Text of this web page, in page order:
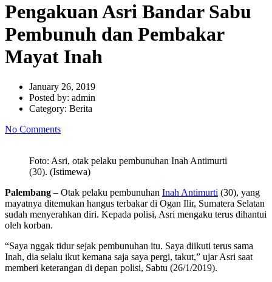
Pengakuan Asri Bandar Sabu
Pembunuh dan Pembakar
Mayat Inah
January 26, 2019
Posted by: admin
Category: Berita
No Comments
Foto: Asri, otak pelaku pembunuhan Inah Antimurti
(30). (Istimewa)
Palembang – Otak pelaku pembunuhan Inah Antimurti (30), yang
mayatnya ditemukan hangus terbakar di Ogan Ilir, Sumatera Selatan
sudah menyerahkan diri. Kepada polisi, Asri mengaku terus dihantui
oleh korban.
“Saya nggak tidur sejak pembunuhan itu. Saya diikuti terus sama
Inah, dia selalu ikut kemana saja saya pergi, takut,” ujar Asri saat
memberi keterangan di depan polisi, Sabtu (26/1/2019).